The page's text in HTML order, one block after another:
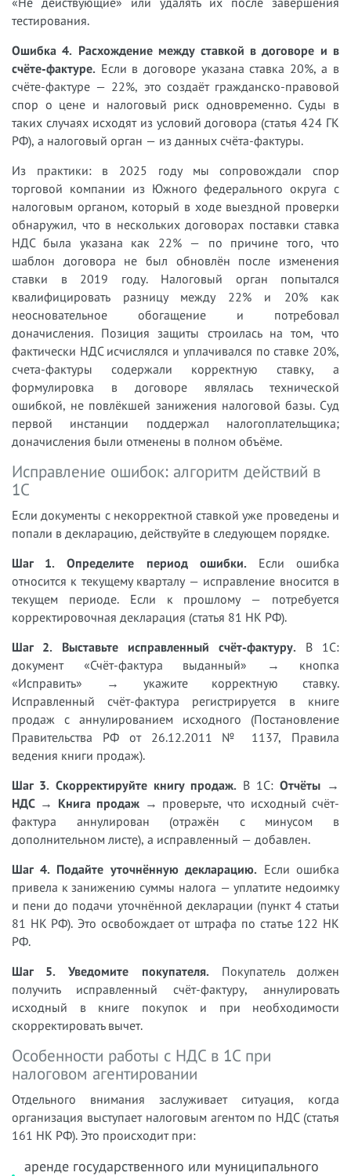
тестирования.
Ошибка 4. Расхождение между ставкой в договоре и в
счёте-фактуре. Если в договоре указана ставка 20%, а в
счёте-фактуре — 22%, это создаёт гражданско-правовой
спор о цене и налоговый риск одновременно. Суды в
таких случаях исходят из условий договора (статья 424 ГК
РФ), а налоговый орган — из данных счёта-фактуры.
Из практики: в 2025 году мы сопровождали спор
торговой компании из Южного федерального округа с
налоговым органом, который в ходе выездной проверки
обнаружил, что в нескольких договорах поставки ставка
НДС была указана как 22% — по причине того, что
шаблон договора не был обновлён после изменения
ставки в 2019 году. Налоговый орган попытался
квалифицировать разницу между 22% и 20% как
неосновательное обогащение и потребовал
доначисления. Позиция защиты строилась на том, что
фактически НДС исчислялся и уплачивался по ставке 20%,
счета-фактуры содержали корректную ставку, а
формулировка в договоре являлась технической
ошибкой, не повлёкшей занижения налоговой базы. Суд
первой инстанции поддержал налогоплательщика;
доначисления были отменены в полном объёме.
Исправление ошибок: алгоритм действий в
1С
Если документы с некорректной ставкой уже проведены и
попали в декларацию, действуйте в следующем порядке.
Шаг 1. Определите период ошибки. Если ошибка
относится к текущему кварталу — исправление вносится в
текущем периоде. Если к прошлому — потребуется
корректировочная декларация (статья 81 НК РФ).
Шаг 2. Выставьте исправленный счёт-фактуру. В 1С:
документ «Счёт-фактура выданный» → кнопка
«Исправить» → укажите корректную ставку.
Исправленный счёт-фактура регистрируется в книге
продаж с аннулированием исходного (Постановление
Правительства РФ от 26.12.2011 № 1137, Правила
ведения книги продаж).
Шаг 3. Скорректируйте книгу продаж. В 1С: Отчёты →
НДС → Книга продаж→ проверьте, что исходный счёт-
фактура аннулирован (отражён с минусом в
дополнительном листе), а исправленный — добавлен.
Шаг 4. Подайте уточнённую декларацию. Если ошибка
привела к занижению суммы налога — уплатите недоимку
и пени до подачи уточнённой декларации (пункт 4 статьи
81 НК РФ). Это освобождает от штрафа по статье 122 НК
РФ.
Шаг 5. Уведомите покупателя. Покупатель должен
получить исправленный счёт-фактуру, аннулировать
исходный в книге покупок и при необходимости
скорректировать вычет.
Особенности работы с НДС в 1С при
налоговом агентировании
Отдельного внимания заслуживает ситуация, когда
организация выступает налоговым агентом по НДС (статья
161 НК РФ). Это происходит при:
аренде государственного или муниципального